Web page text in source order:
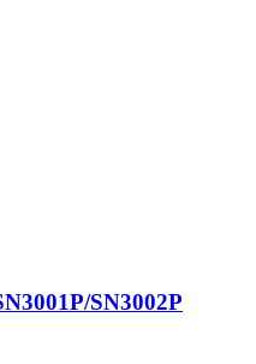
SN3002P